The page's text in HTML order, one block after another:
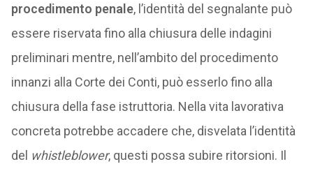
procedimento penale, l’identità del segnalante può
essere riservata fino alla chiusura delle indagini
preliminari mentre, nell’ambito del procedimento
innanzi alla Corte dei Conti, può esserlo fino alla
chiusura della fase istruttoria. Nella vita lavorativa
concreta potrebbe accadere che, disvelata l’identità
del whistleblower, questi possa subire ritorsioni. Il